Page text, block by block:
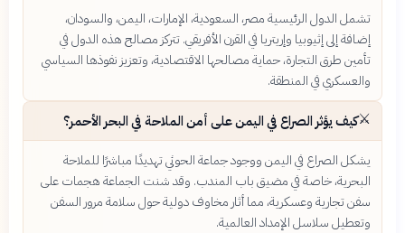
تشمل الدول الرئيسية مصر، السعودية، الإمارات، اليمن، والسودان،
إضافة إلى إثيوبيا وإريتريا في القرن الأفريقي. تتركز مصالح هذه الدول في
تأمين طرق التجارة، حماية مصالحها الاقتصادية، وتعزيز نفوذها السياسي
والعسكري في المنطقة.
⚔️كيف يؤثر الصراع في اليمن على أمن الملاحة في البحر الأحمر؟
يشكل الصراع في اليمن ووجود جماعة الحوثي تهديدًا مباشرًا للملاحة
البحرية، خاصة في مضيق باب المندب. وقد شنت الجماعة هجمات على
سفن تجارية وعسكرية، مما أثار مخاوف دولية حول سلامة مرور السفن
وتعطيل سلاسل الإمداد العالمية.